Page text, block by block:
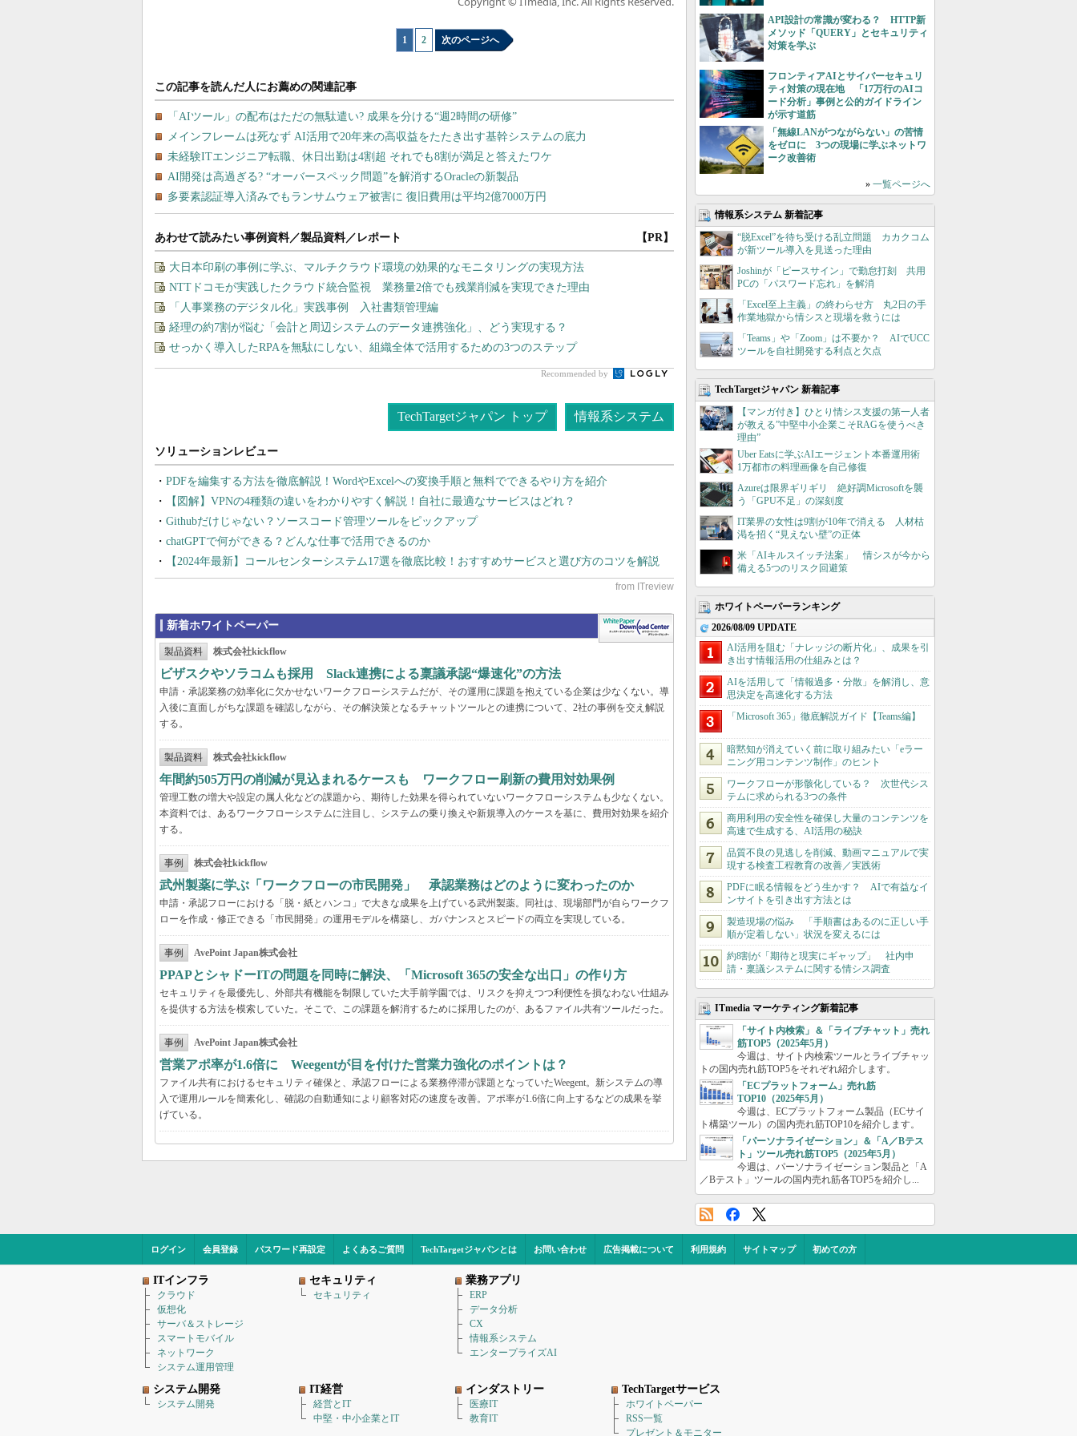
1 2 次のページへ
あわせて読みたい事例資料／製品資料／レポート 【PR】
大日本印刷の事例に学ぶ、マルチクラウド環境の効果的なモニタリングの実現方法
NTTドコモが実践したクラウド統合監視 業務量2倍でも残業削減を実現できた理由
「人事業務のデジタル化」実践事例 入社書類管理編
経理の約7割が悩む「会計と周辺システムのデータ連携強化」、どう実現する？
せっかく導入したRPAを無駄にしない、組織全体で活用するための3つのステップ
Recommended by
TechTargetジャパン トップ 情報系システム
PDFを編集する方法を徹底解説！WordやExcelへの変換手順と無料でできるやり方を紹介
【図解】VPNの4種類の違いをわかりやすく解説！自社に最適なサービスはどれ？
Githubだけじゃない？ソースコード管理ツールをピックアップ
chatGPTで何ができる？どんな仕事で活用できるのか
【2024年最新】コールセンターシステム17選を徹底比較！おすすめサービスと選び方のコツを解説
新着ホワイトペーパー
製品資料 株式会社kickflow
ビザスクやソラコムも採用 Slack連携による稟議承認“爆速化”の方法
申請・承認業務の効率化に欠かせないワークフローシステムだが、その運用に課題を抱えている企業は少なくない。導
入後に直面しがちな課題を確認しながら、その解決策となるチャットツールとの連携について、2社の事例を交え解説
する。
製品資料 株式会社kickflow
年間約505万円の削減が見込まれるケースも ワークフロー刷新の費用対効果例
管理工数の増大や設定の属人化などの課題から、期待した効果を得られていないワークフローシステムも少なくない。
本資料では、あるワークフローシステムに注目し、システムの乗り換えや新規導入のケースを基に、費用対効果を紹介
する。
事例 株式会社kickflow
武州製薬に学ぶ「ワークフローの市民開発」 承認業務はどのように変わったのか
申請・承認フローにおける「脱・紙とハンコ」で大きな成果を上げている武州製薬。同社は、現場部門が自らワークフ
ローを作成・修正できる「市民開発」の運用モデルを構築し、ガバナンスとスピードの両立を実現している。
事例 AvePoint Japan株式会社
PPAPとシャドーITの問題を同時に解決、「Microsoft 365の安全な出口」の作り方
セキュリティを最優先し、外部共有機能を制限していた大手前学園では、リスクを抑えつつ利便性を損なわない仕組み
を提供する方法を模索していた。そこで、この課題を解消するために採用したのが、あるファイル共有ツールだった。
事例 AvePoint Japan株式会社
営業アポ率が1.6倍に Weegentが目を付けた営業力強化のポイントは？
ファイル共有におけるセキュリティ確保と、承認フローによる業務停滞が課題となっていたWeegent。新システムの導
入で運用ルールを簡素化し、確認の自動通知により顧客対応の速度を改善。アポ率が1.6倍に向上するなどの成果を挙
げている。
API設計の常識が変わる？ HTTP新
メソッド「QUERY」とセキュリティ
対策を学ぶ
フロンティアAIとサイバーセキュリ
ティ対策の現在地 「17万行のAIコ
ード分析」事例と公的ガイドライン
が示す道筋
「無線LANがつながらない」の苦情
をゼロに 3つの現場に学ぶネットワ
ーク改善術
» 一覧ページへ
情報系システム 新着記事
“脱Excel”を待ち受ける乱立問題 カカクコム
が新ツール導入を見送った理由
Joshinが「ピースサイン」で勤怠打刻 共用
PCの「パスワード忘れ」を解消
「Excel至上主義」の終わらせ方 丸2日の手
作業地獄から情シスと現場を救うには
「Teams」や「Zoom」は不要か？ AIでUCC
ツールを自社開発する利点と欠点
TechTargetジャパン 新着記事
【マンガ付き】ひとり情シス支援の第一人者
が教える”中堅中小企業こそRAGを使うべき
理由”
Uber Eatsに学ぶAIエージェント本番運用術
1万都市の料理画像を自己修復
Azureは限界ギリギリ 絶好調Microsoftを襲
う「GPU不足」の深刻度
IT業界の女性は9割が10年で消える 人材枯
渇を招く“見えない壁”の正体
米「AIキルスイッチ法案」 情シスが今から
備える5つのリスク回避策
ホワイトペーパーランキング
2026/08/09 UPDATE
AI活用を阻む「ナレッジの断片化」、成果を引
き出す情報活用の仕組みとは？
AIを活用して「情報過多・分散」を解消し、意
思決定を高速化する方法
「Microsoft 365」徹底解説ガイド【Teams編】
暗黙知が消えていく前に取り組みたい「eラー
ニング用コンテンツ制作」のヒント
ワークフローが形骸化している？ 次世代シス
テムに求められる3つの条件
商用利用の安全性を確保し大量のコンテンツを
高速で生成する、AI活用の秘訣
品質不良の見逃しを削減、動画マニュアルで実
現する検査工程教育の改善／実践術
PDFに眠る情報をどう生かす？ AIで有益なイ
ンサイトを引き出す方法とは
製造現場の悩み 「手順書はあるのに正しい手
順が定着しない」状況を変えるには
約8割が「期待と現実にギャップ」 社内申
請・稟議システムに関する情シス調査
ITmedia マーケティング新着記事
「サイト内検索」＆「ライブチャット」売れ
筋TOP5（2025年5月）
今週は、サイト内検索ツールとライブチャッ
トの国内売れ筋TOP5をそれぞれ紹介します。
「ECプラットフォーム」売れ筋
TOP10（2025年5月）
今週は、ECプラットフォーム製品（ECサイ
ト構築ツール）の国内売れ筋TOP10を紹介します。
「パーソナライゼーション」＆「A／Bテス
ト」ツール売れ筋TOP5（2025年5月）
今週は、パーソナライゼーション製品と「A
／Bテスト」ツールの国内売れ筋各TOP5を紹介し...
ログイン 会員登録 パスワード再設定 よくあるご質問 TechTargetジャパンとは お問い合わせ 広告掲載について 利用規約 サイトマップ 初めての方
ITインフラ
クラウド
仮想化
サーバ＆ストレージ
スマートモバイル
ネットワーク
システム運用管理
セキュリティ
セキュリティ
業務アプリ
ERP
データ分析
CX
情報系システム
エンタープライズAI
システム開発
システム開発
IT経営
経営とIT
中堅・中小企業とIT
インダストリー
医療IT
教育IT
TechTargetサービス
ホワイトペーパー
RSS一覧
プレゼント＆モニター